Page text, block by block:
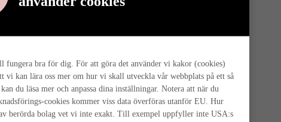
fungera bra för dig. För att göra det använder vi kakor (cookies)
vi kan lära oss mer om hur vi skall utveckla vår webbplats på ett så
du läsa mer och anpassa dina inställningar. Notera att när du
cookies kommer viss data överföras utanför EU. Hur
berörda bolag vet vi inte exakt. Till exempel uppfyller inte USA:s
varför det är så, och hur hela husresan går till hos oss.